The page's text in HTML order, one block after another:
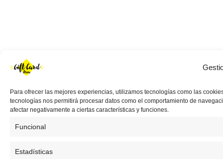
Para ofrecer las mejores experiencias, utilizamos tecnologías como las
tecnologías nos permitirá procesar datos como el comportamiento de
afectar negativamente a ciertas características y funciones.
Funcional
Estadísticas